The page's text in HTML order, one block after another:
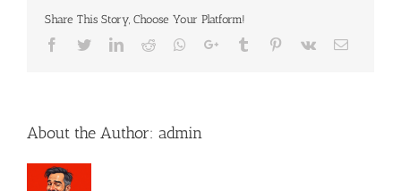
Síndrome
de
Share This Story, Choose Your Platform!
Facebook
TwitterLinkedIn
Reddit Whatsapp
Google+Tumblr Pinterest
Vk Email
About the Author: admin